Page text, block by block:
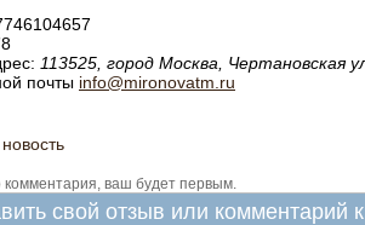
113525, город Москва, Чертановская
почты info@mironovatm.ru
комментария, ваш будет первым.
свой отзыв или комментарий